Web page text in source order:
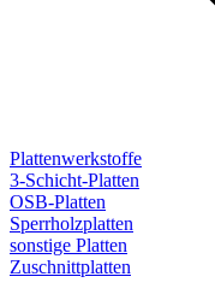
Plattenwerkstoffe
3-Schicht-Platten
OSB-Platten
Sperrholzplatten
sonstige Platten
Zuschnittplatten